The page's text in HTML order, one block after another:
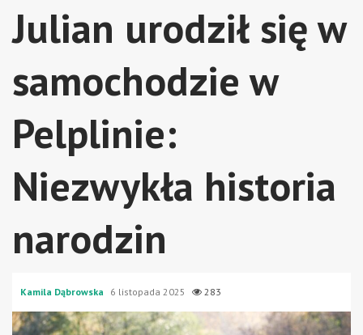
Julian urodził się w
samochodzie w
Pelplinie:
Niezwykła historia
narodzin
Kamila Dąbrowska 6 listopada 2025 283